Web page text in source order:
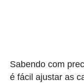
Sabendo com
é fácil ajustar as